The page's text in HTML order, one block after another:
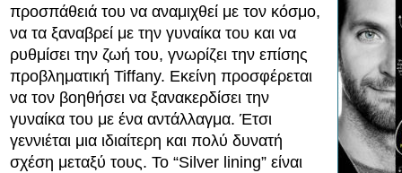
προσπάθειά του να αναμιχθεί με τον κόσμο,
να τα ξαναβρεί με την γυναίκα του και να
ρυθμίσει την ζωή του, γνωρίζει την επίσης
προβληματική Tiffany. Εκείνη προσφέρεται
να τον βοηθήσει να ξανακερδίσει την
γυναίκα του με ένα αντάλλαγμα. Έτσι
γεννιέται μια ιδιαίτερη και πολύ δυνατή
σχέση μεταξύ τους. Το “Silver lining” είναι